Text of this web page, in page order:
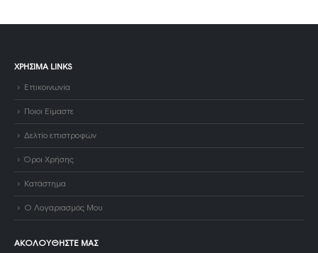
ΧΡΉΣΙΜΑ LINKS
Επικοινωνία
Ποιοι Είμαστε
Δελτίο επιστροφών
Όροι Χρήσης
Κατάστημα
Ο Λογαριασμός Μου
ΑΚΟΛΟΥΘΉΣΤΕ ΜΑΣ